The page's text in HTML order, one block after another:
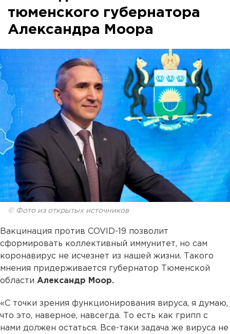
тюменского губернатора
Александра Моора
© Фото из открытых источников
Вакцинация против COVID-19 позволит
сформировать коллективный иммунитет, но сам
коронавирус не исчезнет из нашей жизни. Такого
мнения придерживается губернатор Тюменской
области Александр Моор.
«С точки зрения функционирования вируса, я думаю,
что это, наверное, навсегда. То есть как грипп с
нами должен остаться. Все-таки задача же вируса не